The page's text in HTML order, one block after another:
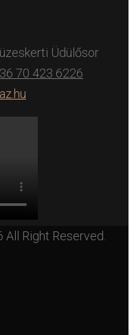
Üdülősor
70 423 6226
Right Reserved.